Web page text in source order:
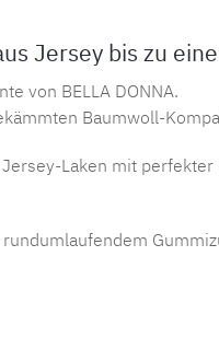
Jersey bis zu
von BELLA DONNA.
Baumwoll-
Laken mit